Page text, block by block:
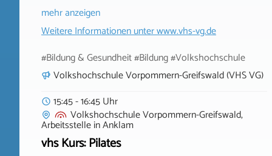
mehr anzeigen
Weitere Informationen unterwww.vhs-vg.de
#Bildung & Gesundheit #Bildung #Volkshochschule
Volkshochschule Vorpommern-Greifswald (VHS VG)
15:45 - 16:45 Uhr
Volkshochschule Vorpommern-Greifswald,
ArbeitsstelleinAnklam
vhs Kurs: Pilates